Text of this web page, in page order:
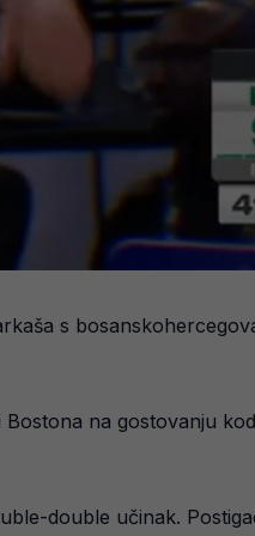
s
na gostovanju
double učinak.